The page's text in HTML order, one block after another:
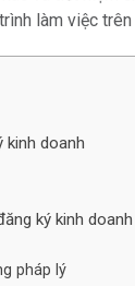
làm việc
kinh doanh
ký kinh doanh
pháp lý